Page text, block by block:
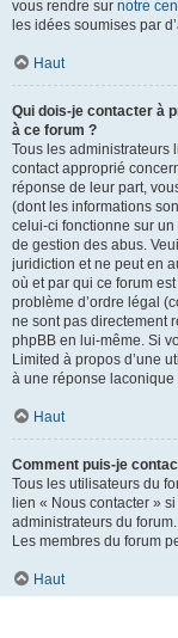
vous rendre sur notre
les idées soumises par
Haut
Qui dois-je contacter à
à ce forum ?
Tous les administrateurs
contact approprié
réponse de leur part,
(dont les informations
celui-ci fonctionne sur un
de gestion des abus.
juridiction et ne peut en
où et par qui ce forum
problème d’ordre légal
ne sont pas directement
phpBB en lui-même. Si
Limited à propos d’une
à une réponse
Haut
Comment puis-je
Tous les utilisateurs du
lien « Nous contacter »
administrateurs du forum.
Les membres du forum
Haut